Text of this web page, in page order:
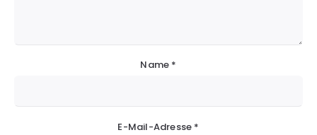
Name *
E-Mail-Adresse *